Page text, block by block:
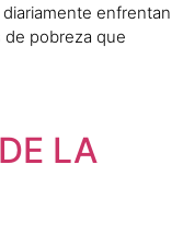
enfrentan
de pobreza que
LA